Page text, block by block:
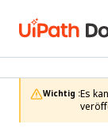
Wichtig :Es